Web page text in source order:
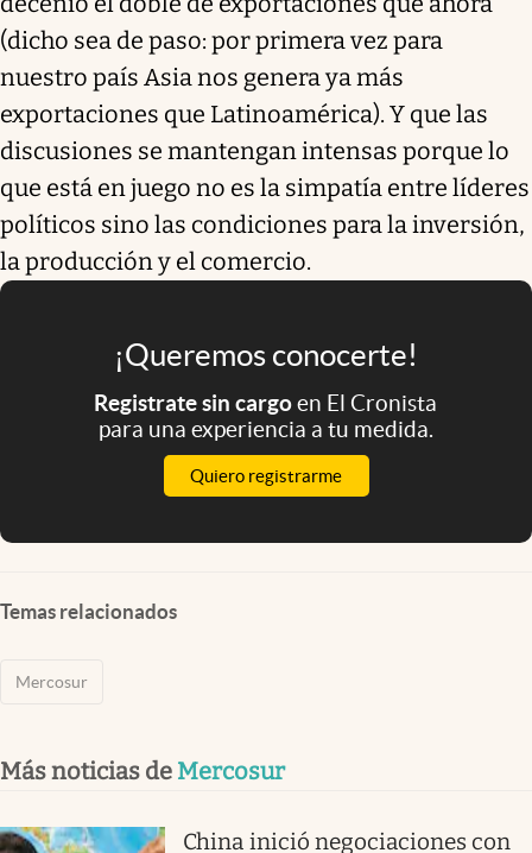
(dicho sea de paso: por primera vez para
nuestro país Asia nos genera ya más
exportaciones que Latinoamérica). Y que las
discusiones se mantengan intensas porque lo
que está en juego no es la simpatía entre líderes
políticos sino las condiciones para la inversión,
la producción y el comercio.
¡Queremos conocerte!
Registrate sin cargoen El Cronista
para una experiencia a tu medida.
Quiero registrarme
Temas relacionados
Mercosur
Más noticias de Mercosur
China inició negociaciones con